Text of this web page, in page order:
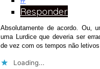
Responder
Absolutamente de acordo. Ou,
uma Lurdice que deveria ser
de vez com os tempos não
Loading...